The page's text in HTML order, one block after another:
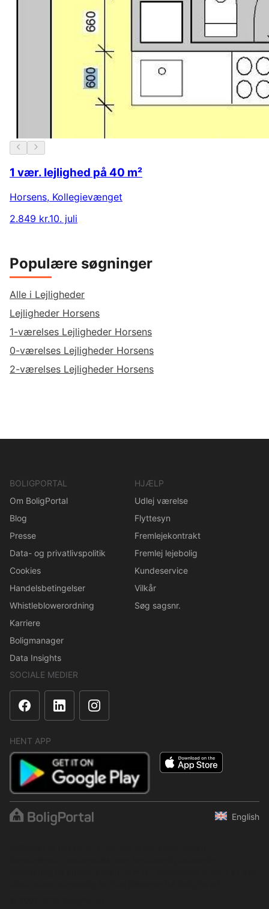
1 vær. lejlighed på 40 m²
Horsens, Kollegievænget
2.849 kr.10. juli
Populære søgninger
Alle i Lejligheder
Lejligheder Horsens
1-værelses Lejligheder Horsens
0-værelses Lejligheder Horsens
2-værelses Lejligheder Horsens
BOLIGPORTAL
Om BoligPortal
Blog
Presse
Data- og privatlivspolitik
Cookies
Handelsbetingelser
Whistleblowerordning
Karriere
Boligmanager
Data Insights
HJÆLP
Udlej værelse
Flyttesyn
Fremlejekontrakt
Fremlej lejebolig
Kundeservice
Vilkår
Søg sagsnr.
SOCIALE MEDIER
HENT APP
English